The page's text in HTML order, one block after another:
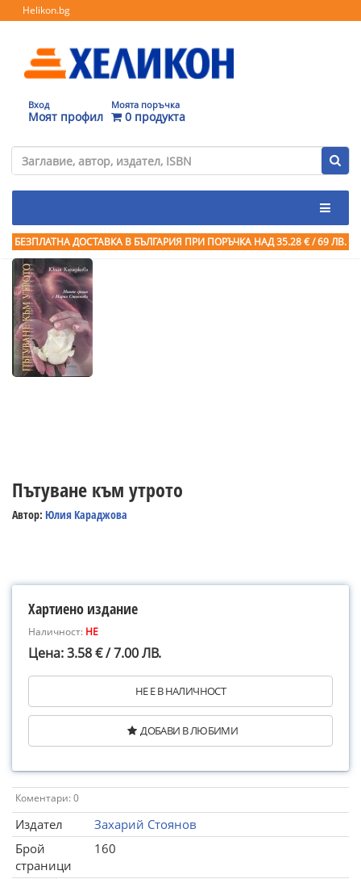
Helikon.bg
Вход
Моят профил
Моята поръчка
0 продукта
БЕЗПЛАТНА ДОСТАВКА В БЪЛГАРИЯ ПРИ ПОРЪЧКА НАД 35.28 € / 69 ЛВ.
Пътуване към утрото
Автор: Юлия Караджова
Хартиено издание
Наличност: НЕ
Цена: 3.58 € / 7.00 ЛВ.
НЕ Е В НАЛИЧНОСТ
ДОБАВИ В ЛЮБИМИ
Коментари: 0
Издател
Захарий Стоянов
Брой
страници
160